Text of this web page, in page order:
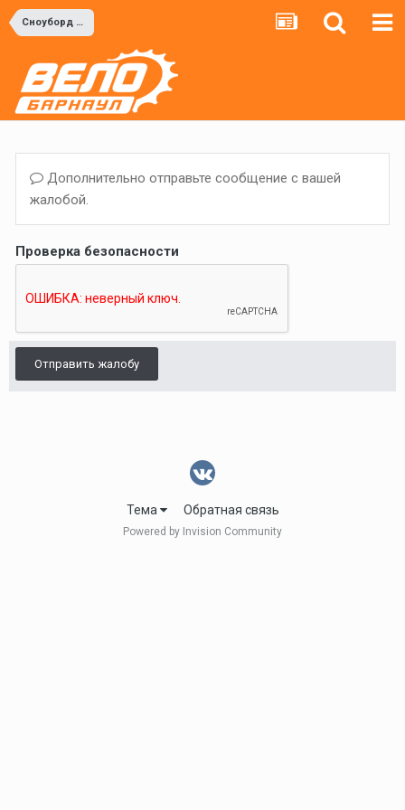
Сноуборд и Горные лыжи
Дополнительно отправьте сообщение с вашей
жалобой.
Проверка безопасности
Отправить жалобу
Тема Обратная связь
Powered by Invision Community